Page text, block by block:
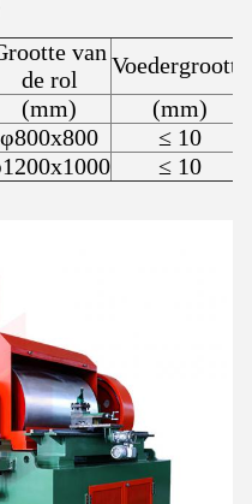
van
de rol
Voedergrootte
(mm)
(mm)
φ800x800
≤ 10
≤ 10